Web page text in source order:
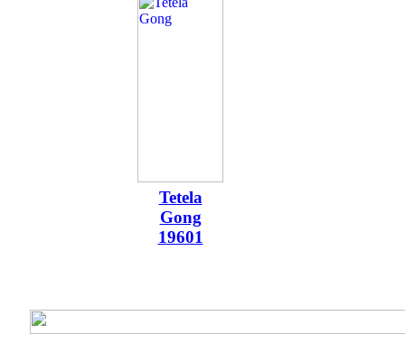
Tetela
Gong
19601